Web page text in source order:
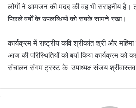
लोगों ने आमजन की मदद की वह भी सराहनीय है।
पिछले वर्षों के उपलब्धियों को सबके सामने रखा।
कार्यक्रम में राष्ट्रीय कवि श्रीकांत श्री और
आज की परिस्थितियों को बयां किया कार्यक्रम को
संचालन संगम ट्रस्ट के उपाध्यक्ष संजय श्रीवास्तव